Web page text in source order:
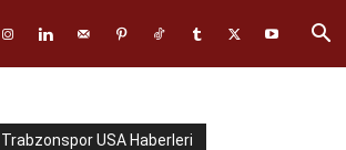
Trabzonspor USA Haberleri